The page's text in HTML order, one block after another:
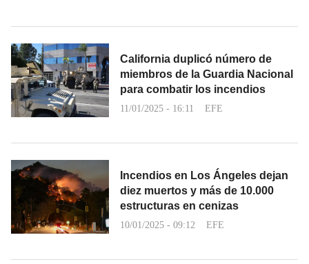
California duplicó número de
miembros de la Guardia Nacional
para combatir los incendios
11/01/2025 - 16:11 EFE
Incendios en Los Ángeles dejan
diez muertos y más de 10.000
estructuras en cenizas
10/01/2025 - 09:12 EFE